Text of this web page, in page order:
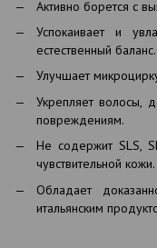
Активно борется с
Успокаивает и
естественный баланс.
Улучшает
Укрепляет волосы,
повреждениям.
Не содержит SLS,
чувствительной кожи.
Обладает
итальянским